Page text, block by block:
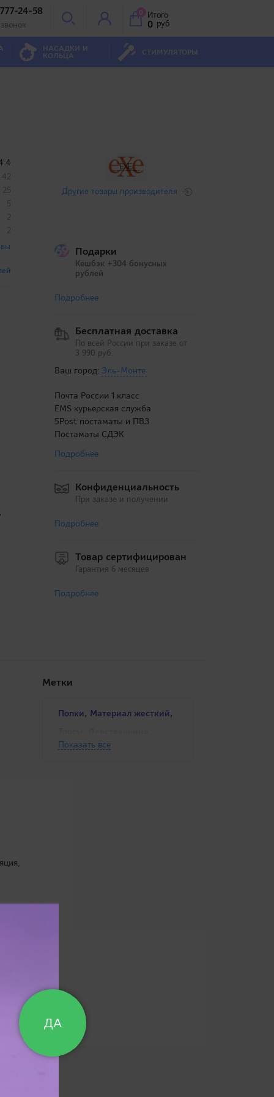
24-58 0 Итого
0 руб
НАСАДКИ И
КОЛЬЦА СТИМУЛЯТОРЫ
42
25
5
2
2
Другие товары производителя
Подарки
Кешбэк +304 бонусных
рублей
Подробнее
Бесплатная доставка
По всей России при заказе от
3 990 руб.
Ваш город: Эль-Монте
Почта России 1 класс
EMS курьерская служба
5Post постаматы и ПВЗ
Постаматы СДЭК
Подробнее
Конфиденциальность
При заказе и получении
Подробнее
Товар сертифицирован
Гарантия 6 месяцев
Подробнее
Метки
Попки, Материал жесткий,
Двухслойные
Показать все
ДА